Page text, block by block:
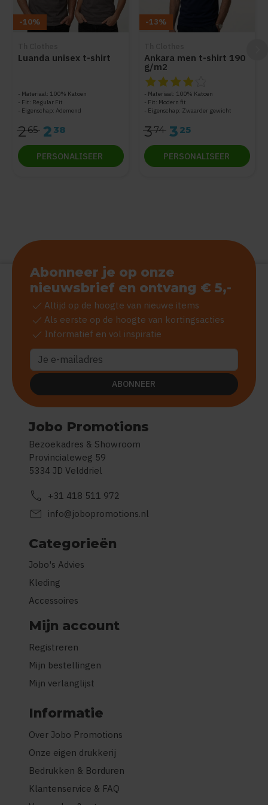
-10%
Luanda unisex t-shirt
Materiaal: 100% Katoen
Fit: Regular Fit
Eigenschap: Ademend
265 2 38
PERSONALISEER
-13%
Ankara men t-shirt 190
g/m2
De beoordeling van dit
Materiaal: 100% Katoen
Fit: Modern fit
Eigenschap: Zwaarder gewicht
374 3 25
PERSONALISEER
Jobo Promotions
Bezoekadres & Showroom
Provincialeweg 59
5334 JD Velddriel
call +31 418 511 972
mail info@jobopromotions.nl
Categorieën
Jobo's Advies
Kleding
Accessoires
Mijn account
Registreren
Mijn bestellingen
Mijn verlanglijst
Informatie
Over Jobo Promotions
Onze eigen drukkerij
Bedrukken & Borduren
Klantenservice & FAQ
Abonneer je op onze
nieuwsbrief en ontvang € 5,-
check Altijd op de hoogte van nieuwe items
check Als eerste op de hoogte van kortingsacties
check Informatief en vol inspiratie
ABONNEER